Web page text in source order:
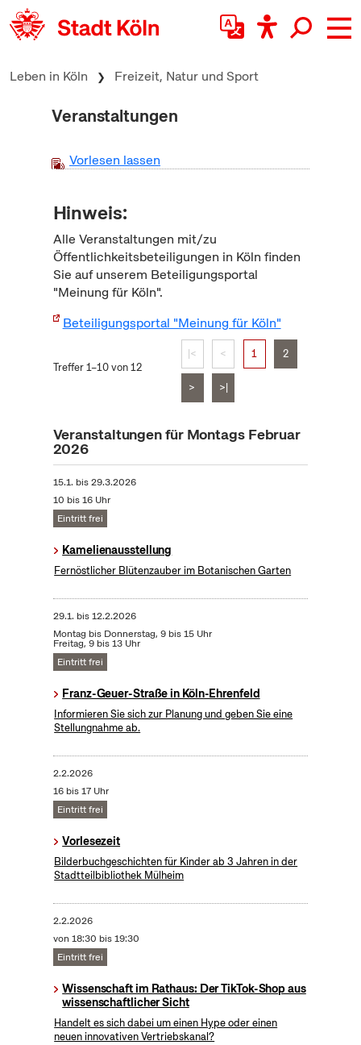
zum Inhalt springen
Leben in Köln Freizeit, Natur und Sport
Veranstaltungen
Vorlesen lassen
Hinweis:
Alle Veranstaltungen mit/zu
Öffentlichkeitsbeteiligungen in Köln finden
Sie auf unserem Beteiligungsportal
"Meinung für Köln".
Beteiligungsportal "Meinung für Köln"
Treffer 1–10 von 12
|< < 1 2
> >|
Veranstaltungen für Montags Februar
2026
15.1. bis29.3.2026
10 bis 16 Uhr
Eintritt frei
Kamelienausstellung
Fernöstlicher Blütenzauber im Botanischen Garten
29.1. bis12.2.2026
Montag bis Donnerstag, 9 bis 15 Uhr
Freitag, 9 bis 13 Uhr
Eintritt frei
Franz-Geuer-Straße in Köln-Ehrenfeld
Informieren Sie sich zur Planung und geben Sie eine
Stellungnahme ab.
2.2.2026
16 bis 17 Uhr
Eintritt frei
Vorlesezeit
Bilderbuchgeschichten für Kinder ab 3 Jahren in der
Stadtteilbibliothek Mülheim
2.2.2026
von 18:30 bis 19:30
Eintritt frei
Wissenschaft im Rathaus: Der TikTok-Shop aus
wissenschaftlicher Sicht
Handelt es sich dabei um einen Hype oder einen
neuen innovativen Vertriebskanal?